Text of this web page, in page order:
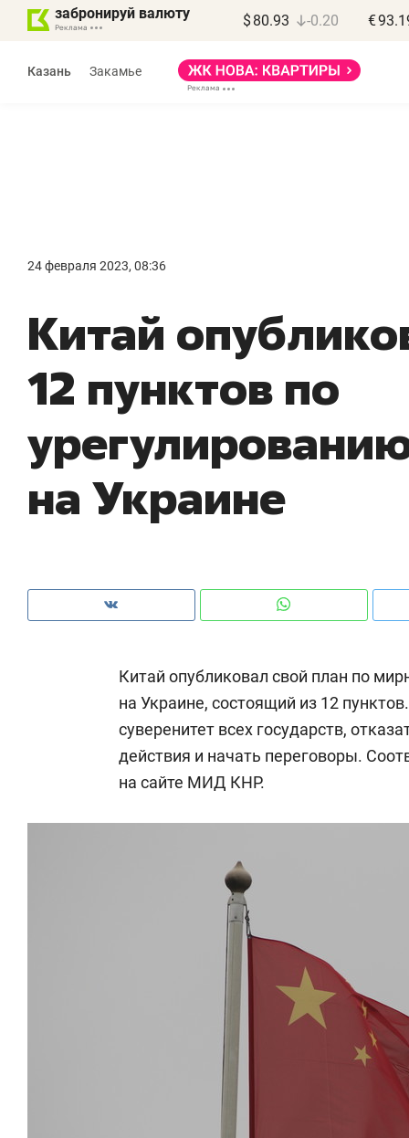
забронируй валюту $ 80.93 -0.20 €
Казань Закамье
24 февраля 2023, 08:36
Китай
12 пунктов по
на Украине
Китай опубликовал свой план по
на Украине, состоящий из 12
суверенитет всех государств,
действия и начать переговоры.
на сайте МИД КНР.
правил, бизнес может
потерять минимум
Как бизнесу выйти на зарубежные
чем интересен Оман?
Рекомендуем
Как ГК «МИР ГРУПП» и ВТБ
создают оазис жилого
Рекомендуем
150